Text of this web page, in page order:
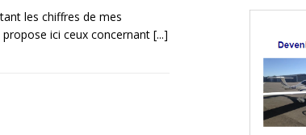
les chiffres de mes
ici ceux concernant [...]